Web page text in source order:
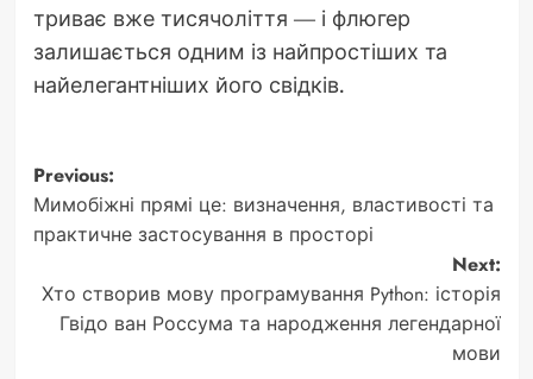
триває вже тисячоліття — і флюгер
залишається одним із найпростіших та
найелегантніших його свідків.
Post
navigation
Previous:
Мимобіжні прямі це: визначення, властивості та
практичне застосування в просторі
Next:
Хто створив мову програмування Python: історія
Гвідо ван Россума та народження легендарної
мови